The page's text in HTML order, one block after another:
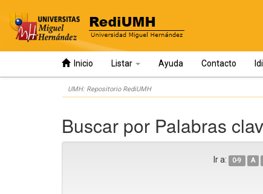
Inicio Listar Ayuda Contacto
UMH: Repositorio RediUMH
Buscar por Palabras
Ir a: 0-9 A